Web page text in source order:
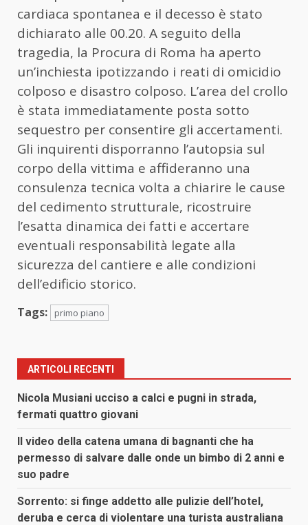
cardiaca spontanea e il decesso è stato
dichiarato alle 00.20. A seguito della
tragedia, la Procura di Roma ha aperto
un’inchiesta ipotizzando i reati di omicidio
colposo e disastro colposo. L’area del crollo
è stata immediatamente posta sotto
sequestro per consentire gli accertamenti.
Gli inquirenti disporranno l’autopsia sul
corpo della vittima e affideranno una
consulenza tecnica volta a chiarire le cause
del cedimento strutturale, ricostruire
l’esatta dinamica dei fatti e accertare
eventuali responsabilità legate alla
sicurezza del cantiere e alle condizioni
dell’edificio storico.
Tags: primo piano
ARTICOLI RECENTI
Nicola Musiani ucciso a calci e pugni in strada,
fermati quattro giovani
Il video della catena umana di bagnanti che ha
permesso di salvare dalle onde un bimbo di 2 anni e
suo padre
Sorrento: si finge addetto alle pulizie dell’hotel,
deruba e cerca di violentare una turista australiana